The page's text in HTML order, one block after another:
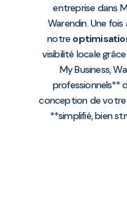
entreprise dans
Warendin. Une
notre
visibilité locale
My Business,
professionnels**
conception de votre
**simplifié, bien